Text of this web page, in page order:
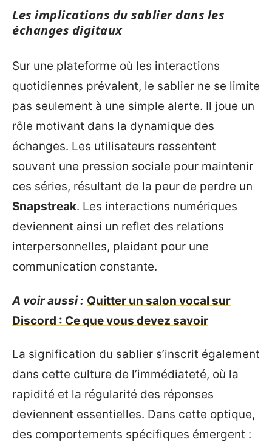
Les implications du sablier dans les
échanges digitaux
Sur une plateforme où les interactions
quotidiennes prévalent, le sablier ne se limite
pas seulement à une simple alerte. Il joue un
rôle motivant dans la dynamique des
échanges. Les utilisateurs ressentent
souvent une pression sociale pour maintenir
ces séries, résultant de la peur de perdre un
Snapstreak. Les interactions numériques
deviennent ainsi un reflet des relations
interpersonnelles, plaidant pour une
communication constante.
A voir aussi : Quitter un salon vocal sur
Discord : Ce que vous devez savoir
La signification du sablier s’inscrit également
dans cette culture de l’immédiateté, où la
rapidité et la régularité des réponses
deviennent essentielles. Dans cette optique,
des comportements spécifiques émergent :